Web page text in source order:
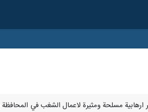
ارهابية مسلحة ومثيرة لاعمال الشغب في